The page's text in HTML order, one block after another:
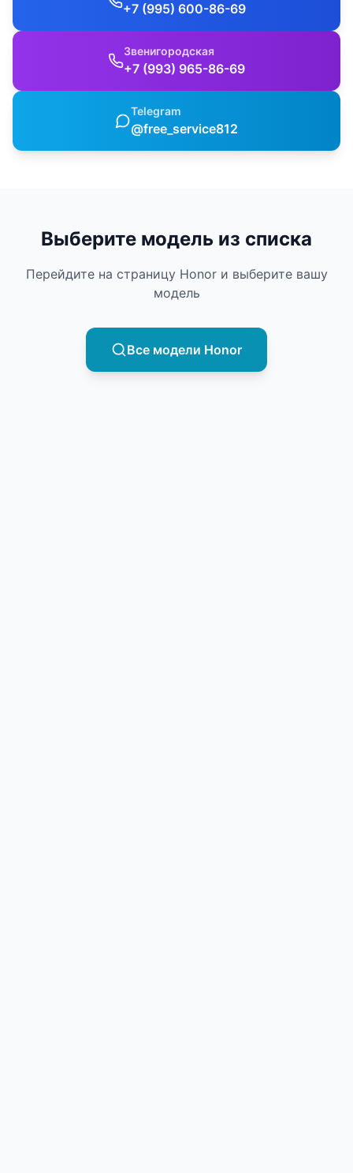
+7 (995) 600-86-69
Звенигородская
+7 (993) 965-86-69
Telegram
@free_service812
Выберите модель из списка
Перейдите на страницу Honorи выберите вашу
модель
Все модели Honor